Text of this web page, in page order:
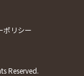
ポリシー
Reserved.